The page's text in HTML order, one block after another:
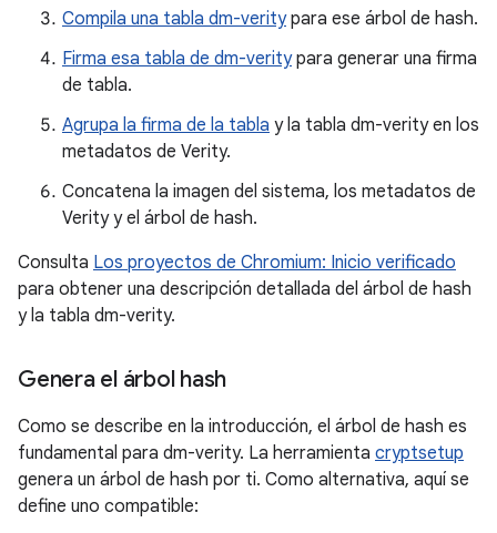
Compila una tabla dm-veritypara ese árbol de hash.
Firma esa tabla de dm-veritypara generar una firma
de tabla.
Agrupa la firma de la tabla y la tabla dm-verity en los
metadatos de Verity.
Concatena la imagen del sistema, los metadatos de
Verity y el árbol de hash.
Consulta Los proyectos de Chromium: Inicio verificado
para obtener una descripción detallada del árbol de hash
y la tabla dm-verity.
Genera el árbol hash
Como se describe en la introducción, el árbol de hash es
fundamental para dm-verity. La herramienta cryptsetup
genera un árbol de hash por ti. Como alternativa, aquí se
define uno compatible: